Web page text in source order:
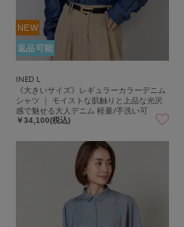
NEW
返品可能
INED L
《大きいサイズ》レギュラーカラーデニム
シャツ ｜ モイストな肌触りと上品な光沢
感で魅せる大人デニム 軽量/手洗い可
￥34,100(税込)